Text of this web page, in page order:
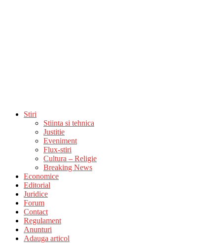
Stiri
Stiinta si tehnica
Justitie
Eveniment
Flux-stiri
Cultura – Religie
Breaking News
Economice
Editorial
Juridice
Forum
Contact
Regulament
Anunturi
Adauga articol